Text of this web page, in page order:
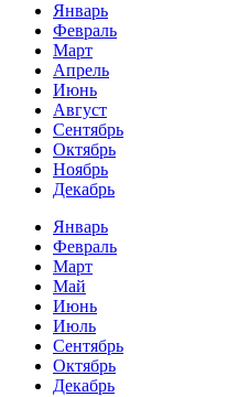
Январь
Февраль
Март
Апрель
Июнь
Август
Сентябрь
Октябрь
Ноябрь
Декабрь
Январь
Февраль
Март
Май
Июнь
Июль
Сентябрь
Октябрь
Декабрь